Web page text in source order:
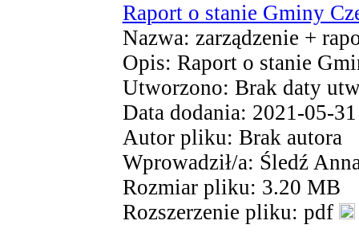
Raport o stanie Gminy
Nazwa: zarządzenie +
Opis: Raport o stanie
Utworzono: Brak daty
Data dodania: 2021-05-
Autor pliku: Brak autora
Wprowadził/a: Śledź
Rozmiar pliku: 3.20 MB
Rozszerzenie pliku: pdf